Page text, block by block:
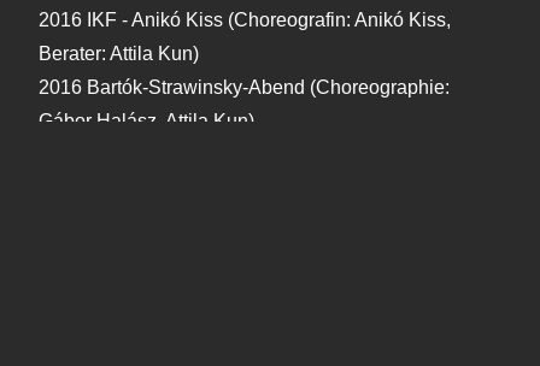
2016 IKF - Anikó Kiss (Choreografin: Anikó Kiss,
Berater: Attila Kun)
2016 Bartók-Strawinsky-Abend (Choreographie:
Gábor Halász, Attila Kun)